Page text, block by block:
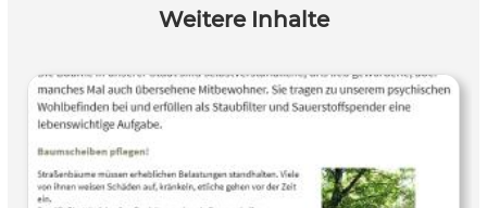
Weitere Inhalte